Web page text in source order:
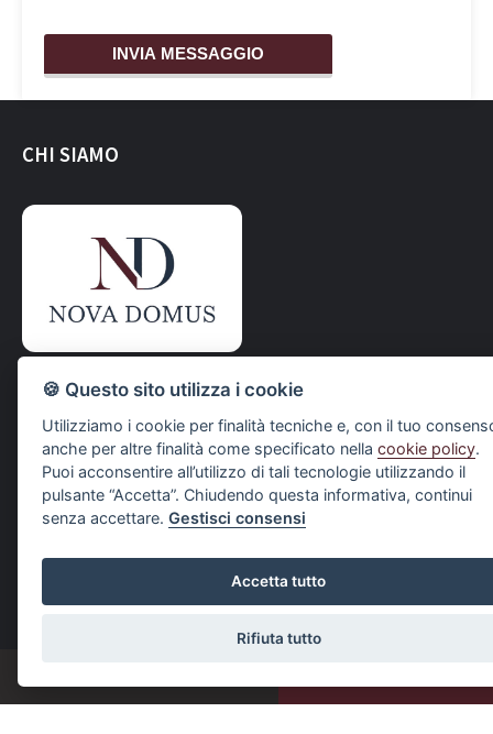
CHI SIAMO
CONTATTI
Via Aurelia, 2
19033 Castelnuovo Magra (SP)
info@novadomusimmobiliare.it
🍪 Questo sito utilizza i cookie
Utilizziamo i cookie per finalità tecniche e, con il tuo
anche per altre finalità come specificato nellacookie policy.
Puoi acconsentire all’utilizzo di tali tecnologie utilizzando il
pulsante “Accetta”. Chiudendo questa informativa, continui
senza accettare.Gestisci consensi
Accetta tutto
Rifiuta tutto